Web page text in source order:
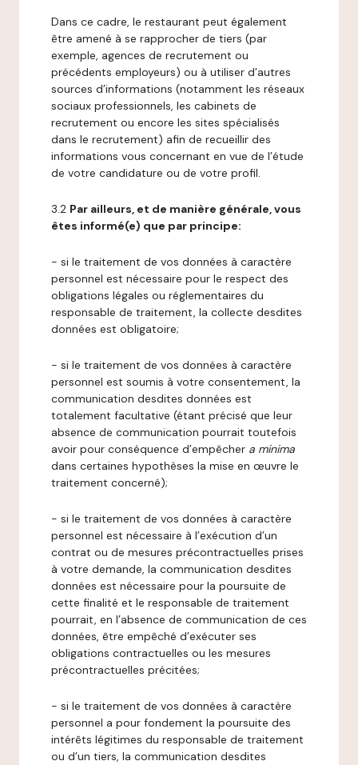
Dans ce cadre, le restaurant peut également
être amené à se rapprocher de tiers (par
exemple, agences de recrutement ou
précédents employeurs) ou à utiliser d’autres
sources d’informations (notamment les réseaux
sociaux professionnels, les cabinets de
recrutement ou encore les sites spécialisés
dans le recrutement) afin de recueillir des
informations vous concernant en vue de l’étude
de votre candidature ou de votre profil.
3.2 Par ailleurs, et de manière générale, vous
êtes informé(e) que par principe:
- si le traitement de vos données à caractère
personnel est nécessaire pour le respect des
obligations légales ou réglementaires du
responsable de traitement, la collecte desdites
données est obligatoire;
- si le traitement de vos données à caractère
personnel est soumis à votre consentement, la
communication desdites données est
totalement facultative (étant précisé que leur
absence de communication pourrait toutefois
avoir pour conséquence d’empêcher a minima
dans certaines hypothèses la mise en œuvre le
traitement concerné);
- si le traitement de vos données à caractère
personnel est nécessaire à l’exécution d’un
contrat ou de mesures précontractuelles prises
à votre demande, la communication desdites
données est nécessaire pour la poursuite de
cette finalité et le responsable de traitement
pourrait, en l’absence de communication de ces
données, être empêché d’exécuter ses
obligations contractuelles ou les mesures
précontractuelles précitées;
- si le traitement de vos données à caractère
personnel a pour fondement la poursuite des
intérêts légitimes du responsable de traitement
ou d’un tiers, la communication desdites